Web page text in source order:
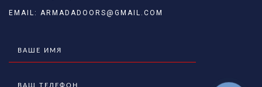
EMAIL: ARMADADOORS@GMAIL.COM